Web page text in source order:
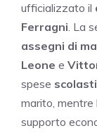
ufficializzato il
Ferragni. La
assegni di
Leone e
spese
marito, mentre
supporto